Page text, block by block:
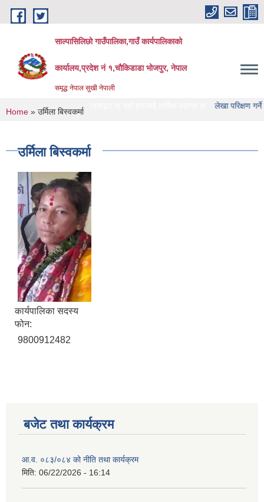
Skip to main content
साल्पासिलिछो गाउँपालिका,गाउँ कार्यपालिकाको
कार्यालय,प्रदेश नं १,चौकिडाडा भोजपुर, नेपाल
समृद्ध नेपाल सुखी नेपाली
गाउँपालिका को वेभसाइट मा यहाँ हरुलाई हार्दिक स्वागत छ लेखा परिक्षण गर्ने संस्था
You are here
Home » उर्मिला बिस्वकर्मा
उर्मिला बिस्वकर्मा
कार्यपालिका सदस्य
फोन:
9800912482
बजेट तथा कार्यक्रम
आ.व. ०८३/०८४ को नीति तथा कार्यक्रम
मिति: 06/22/2026 - 16:14